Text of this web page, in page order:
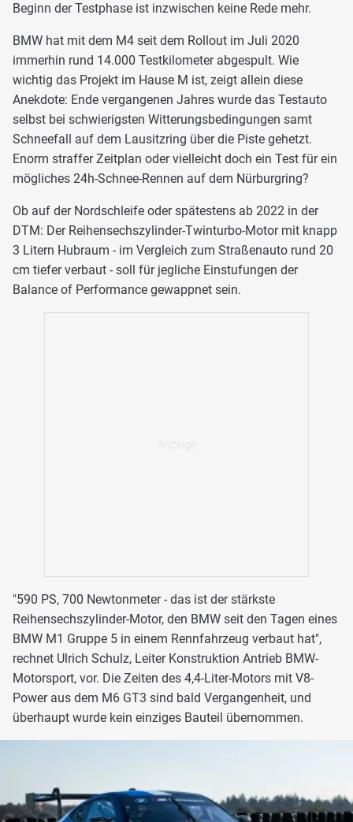
Beginn der Testphase ist inzwischen keine Rede mehr.
BMW hat mit dem M4 seit dem Rollout im Juli 2020
immerhin rund 14.000 Testkilometer abgespult. Wie
wichtig das Projekt im Hause M ist, zeigt allein diese
Anekdote: Ende vergangenen Jahres wurde das Testauto
selbst bei schwierigsten Witterungsbedingungen samt
Schneefall auf dem Lausitzring über die Piste gehetzt.
Enorm straffer Zeitplan oder vielleicht doch ein Test für ein
mögliches 24h-Schnee-Rennen auf dem Nürburgring?
Ob auf der Nordschleife oder spätestens ab 2022 in der
DTM: Der Reihensechszylinder-Twinturbo-Motor mit knapp
3 Litern Hubraum - im Vergleich zum Straßenauto rund 20
cm tiefer verbaut - soll für jegliche Einstufungen der
Balance of Performance gewappnet sein.
"590 PS, 700 Newtonmeter - das ist der stärkste
Reihensechszylinder-Motor, den BMW seit den Tagen eines
BMW M1 Gruppe 5 in einem Rennfahrzeug verbaut hat",
rechnet Ulrich Schulz, Leiter Konstruktion Antrieb BMW-
Motorsport, vor. Die Zeiten des 4,4-Liter-Motors mit V8-
Power aus dem M6 GT3 sind bald Vergangenheit, und
überhaupt wurde kein einziges Bauteil übernommen.